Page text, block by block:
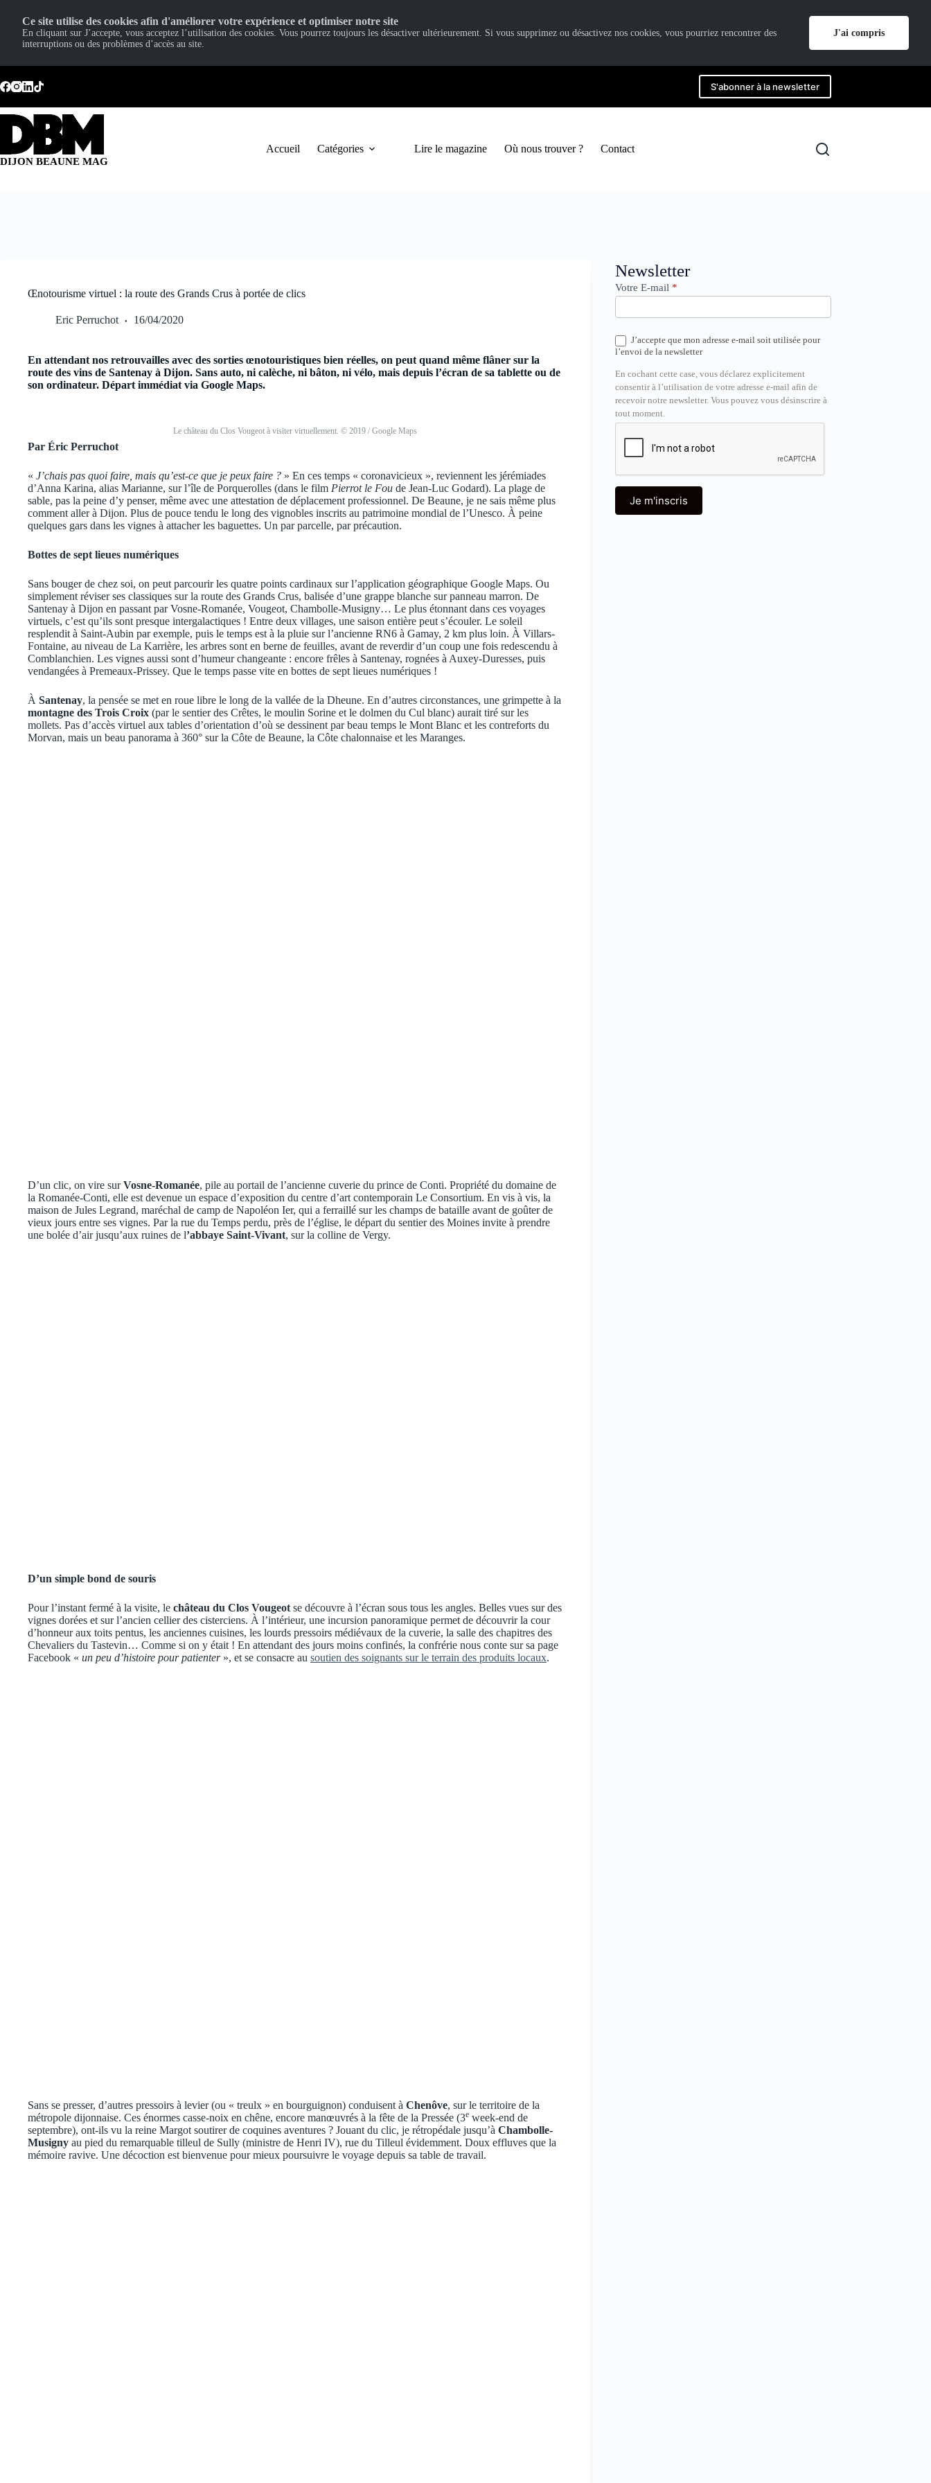
au
contenu
S'abonner à la newsletter
DIJON BEAUNE MAG
Accueil Catégories Lire le magazine Où nous trouver ? Contact
Œnotourisme virtuel : la route des Grands Crus à portée de clics
Eric Perruchot 16/04/2020
En attendant nos retrouvailles avec des sorties œnotouristiques bien réelles, on peut quand même flâner sur la
route des vins de Santenay à Dijon. Sans auto, ni calèche, ni bâton, ni vélo, mais depuis l’écran de sa tablette ou de
son ordinateur. Départ immédiat via Google Maps.
Le château du Clos Vougeot à visiter virtuellement. © 2019 / Google Maps
Par Éric Perruchot
« J’chais pas quoi faire, mais qu’est-ce que je peux faire ? » En ces temps « coronavicieux », reviennent les jérémiades
d’Anna Karina, alias Marianne, sur l’île de Porquerolles (dans le film Pierrot le Fou de Jean-Luc Godard). La plage de
sable, pas la peine d’y penser, même avec une attestation de déplacement professionnel. De Beaune, je ne sais même plus
comment aller à Dijon. Plus de pouce tendu le long des vignobles inscrits au patrimoine mondial de l’Unesco. À peine
quelques gars dans les vignes à attacher les baguettes. Un par parcelle, par précaution.
Bottes de sept lieues numériques
Sans bouger de chez soi, on peut parcourir les quatre points cardinaux sur l’application géographique Google Maps. Ou
simplement réviser ses classiques sur la route des Grands Crus, balisée d’une grappe blanche sur panneau marron. De
Santenay à Dijon en passant par Vosne-Romanée, Vougeot, Chambolle-Musigny… Le plus étonnant dans ces voyages
virtuels, c’est qu’ils sont presque intergalactiques ! Entre deux villages, une saison entière peut s’écouler. Le soleil
resplendit à Saint-Aubin par exemple, puis le temps est à la pluie sur l’ancienne RN6 à Gamay, 2 km plus loin. À Villars-
Fontaine, au niveau de La Karrière, les arbres sont en berne de feuilles, avant de reverdir d’un coup une fois redescendu à
Comblanchien. Les vignes aussi sont d’humeur changeante : encore frêles à Santenay, rognées à Auxey-Duresses, puis
vendangées à Premeaux-Prissey. Que le temps passe vite en bottes de sept lieues numériques !
À Santenay, la pensée se met en roue libre le long de la vallée de la Dheune. En d’autres circonstances, une grimpette à la
montagne des Trois Croix (par le sentier des Crêtes, le moulin Sorine et le dolmen du Cul blanc) aurait tiré sur les
mollets. Pas d’accès virtuel aux tables d’orientation d’où se dessinent par beau temps le Mont Blanc et les contreforts du
Morvan, mais un beau panorama à 360° sur la Côte de Beaune, la Côte chalonnaise et les Maranges.
D’un clic, on vire surVosne-Romanée, pile au portail de l’ancienne cuverie du prince de Conti. Propriété du domaine de
la Romanée-Conti, elle est devenue un espace d’exposition du centre d’art contemporain Le Consortium. En vis à vis, la
maison de Jules Legrand, maréchal de camp de Napoléon Ier, qui a ferraillé sur les champs de bataille avant de goûter de
vieux jours entre ses vignes. Par la rue du Temps perdu, près de l’église, le départ du sentier des Moines invite à prendre
une bolée d’air jusqu’aux ruines de l’abbaye Saint-Vivant, sur la colline de Vergy.
D’un simple bond de souris
Pour l’instant fermé à la visite, le château du Clos Vougeot se découvre à l’écran sous tous les angles. Belles vues sur des
vignes dorées et sur l’ancien cellier des cisterciens. À l’intérieur, une incursion panoramique permet de découvrir la cour
d’honneur aux toits pentus, les anciennes cuisines, les lourds pressoirs médiévaux de la cuverie, la salle des chapitres des
Chevaliers du Tastevin… Comme si on y était ! En attendant des jours moins confinés, la confrérie nous conte sur sa page
Facebook « un peu d’histoire pour patienter», et se consacre au soutien des soignants sur le terrain des produits locaux.
Sans se presser, d’autres pressoirs à levier (ou « treulx » en bourguignon) conduisent à Chenôve, sur le territoire de la
métropole dijonnaise. Ces énormes casse-noix en chêne, encore manœuvrés à la fête de la Pressée (3e week-end de
septembre), ont-ils vu la reine Margot soutirer de coquines aventures ? Jouant du clic, je rétropédale jusqu’à Chambolle-
Musigny au pied du remarquable tilleul de Sully (ministre de Henri IV), rue du Tilleul évidemment. Doux effluves que la
mémoire ravive. Une décoction est bienvenue pour mieux poursuivre le voyage depuis sa table de travail.
Newsletter
Newsletter
Votre E-mail *
J’accepte que mon adresse e-mail soit utilisée pour
l’envoi de la newsletter
En cochant cette case, vous déclarez explicitement
consentir à l’utilisation de votre adresse e-mail afin de
recevoir notre newsletter. Vous pouvez vous désinscrire à
tout moment.
Je m'inscris
Ce site utilise des cookies afin d'améliorer votre expérience et optimiser notre site
En cliquant sur J’accepte, vous acceptez l’utilisation des cookies. Vous pourrez toujours les désactiver ultérieurement. Si vous supprimez ou désactivez nos cookies, vous pourriez rencontrer des
interruptions ou des problèmes d’accès au site.
J'ai compris